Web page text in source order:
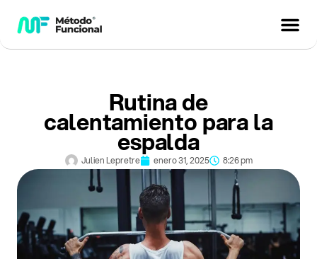
Rutina de
calentamiento para la
espalda
Julien Lepretre enero 31, 2025 8:26 pm